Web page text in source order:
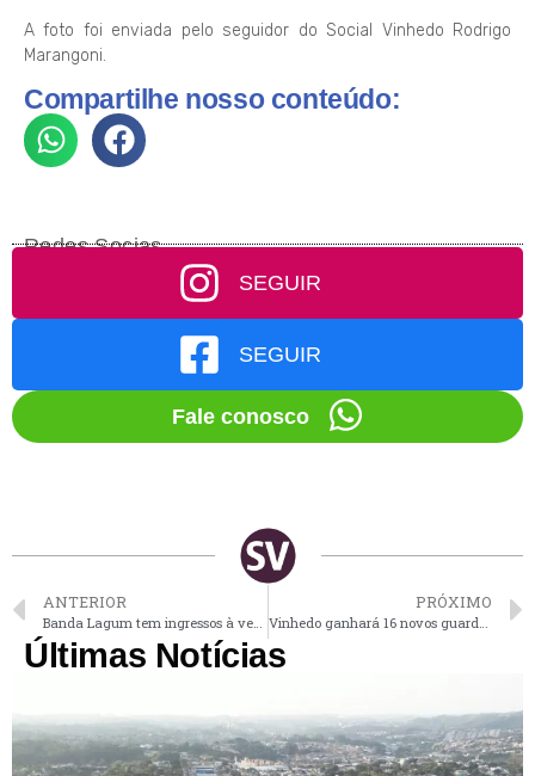
A foto foi enviada pelo seguidor do Social Vinhedo Rodrigo
Marangoni.
Compartilhe nosso conteúdo:
Redes Socias
SEGUIR
SEGUIR
Fale conosco
ANTERIOR PRÓXIMO
Últimas Notícias